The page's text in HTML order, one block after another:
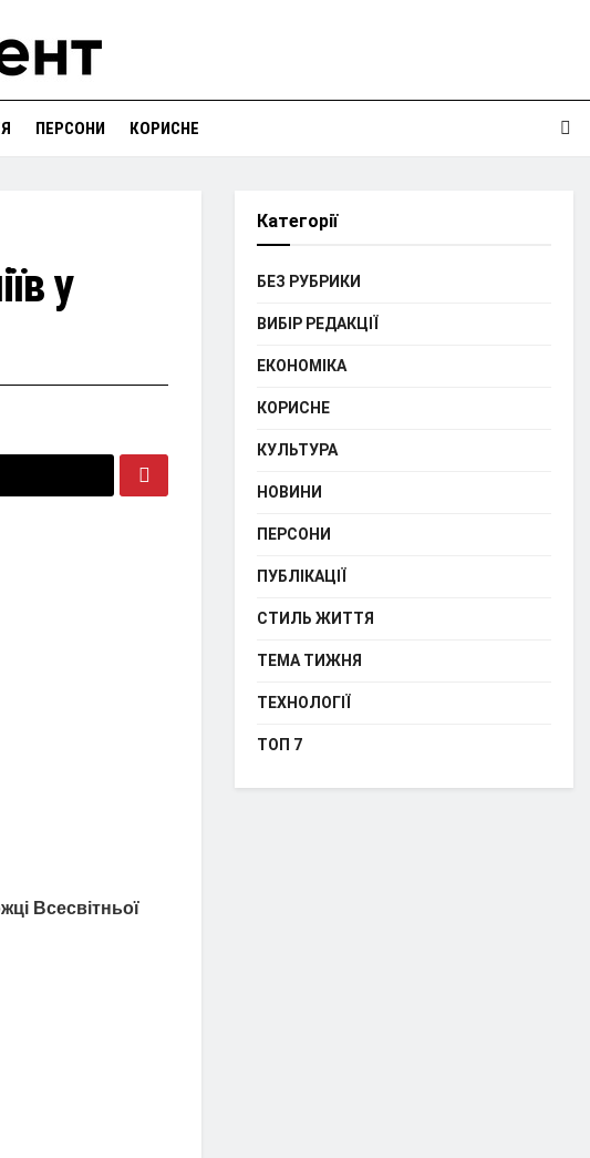
ПЕРСОНИ КОРИСНЕ
у
Всесвітньої
Категорії
БЕЗ РУБРИКИ
ВИБІР РЕДАКЦІЇ
ЕКОНОМІКА
КОРИСНЕ
КУЛЬТУРА
НОВИНИ
ПЕРСОНИ
ПУБЛІКАЦІЇ
СТИЛЬ ЖИТТЯ
ТЕМА ТИЖНЯ
ТЕХНОЛОГІЇ
ТОП 7